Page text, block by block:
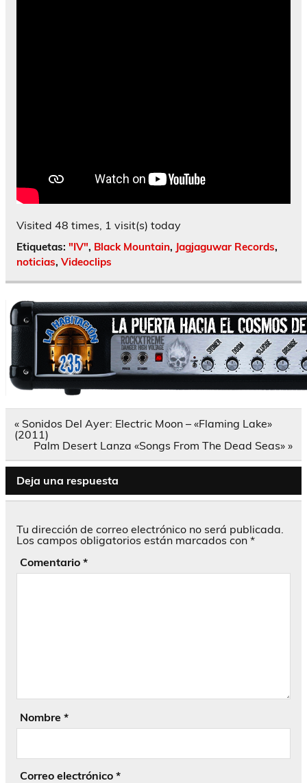
Visited 48 times, 1 visit(s) today
Etiquetas: "IV", Black Mountain, Jagjaguwar Records,
noticias, Videoclips
Navegación
de
entradas
« Sonidos Del Ayer: Electric Moon – «Flaming Lake»
(2011)
Palm Desert Lanza «Songs From The Dead Seas» »
Deja una respuesta
Tu dirección de correo electrónico no será publicada.
Los campos obligatorios están marcados con *
Comentario *
Nombre *
Correo electrónico *